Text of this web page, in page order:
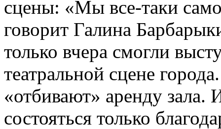
сцены: «Мы все-таки
говорит Галина
только вчера смогли
театральной сцене
«отбивают» аренду
состояться только